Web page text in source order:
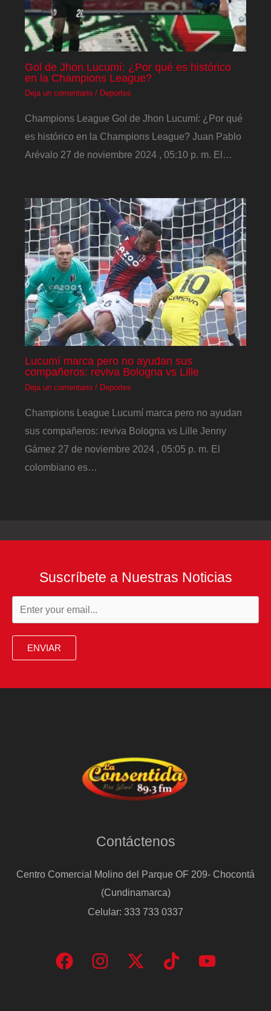
Gol de Jhon Lucumí: ¿Por qué es histórico
en la Champions League?
Deja un comentario / Deportes
Champions League Gol de Jhon Lucumí: ¿Por qué
es histórico en la Champions League? Juan Pablo
Arévalo 27 de noviembre 2024 , 05:10 p. m. El…
Lucumí marca pero no ayudan sus
compañeros: reviva Bologna vs Lille
Deja un comentario / Deportes
Champions League Lucumí marca pero no ayudan
sus compañeros: reviva Bologna vs Lille Jenny
Gámez 27 de noviembre 2024 , 05:05 p. m. El
colombiano es…
Suscríbete a Nuestras Noticias
ENVIAR
Contáctenos
Centro Comercial Molino del Parque OF 209- Chocontá
(Cundinamarca)
Celular: 333 733 0337